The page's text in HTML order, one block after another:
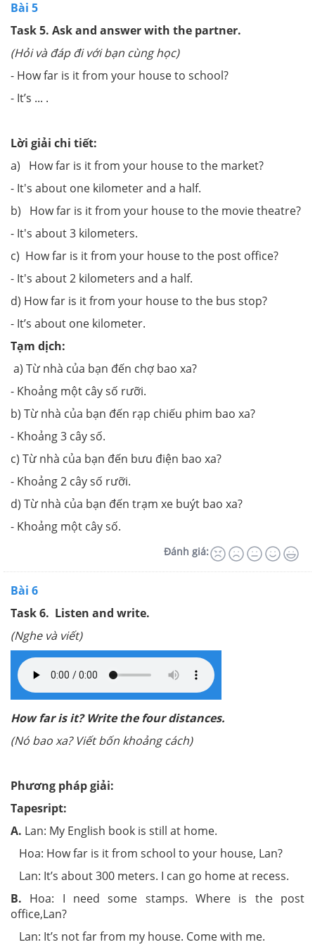
Bài 5
Task 5. Ask and answer with the partner.
(Hỏi và đáp đi với bạn cùng học)
- How far is it from your house to school?
- It’s ... .
Lời giải chi tiết:
a) How far is it from your house to the market?
- It's about one kilometer and a half.
b) How far is it from your house to the movie theatre?
- It's about 3 kilometers.
c) How far is it from your house to the post office?
- It's about 2 kilometers and a half.
d) How far is it from your house to the bus stop?
- It’s about one kilometer.
Tạm dịch:
a) Từ nhà của bạn đến chợ bao xa?
- Khoảng một cây số rưỡi.
b) Từ nhà của bạn đến rạp chiếu phim bao xa?
- Khoảng 3 cây số.
c) Từ nhà của bạn đến bưu điện bao xa?
- Khoảng 2 cây số rưỡi.
d) Từ nhà của bạn đến trạm xe buýt bao xa?
- Khoảng một cây số.
Đánh giá:
Bài 6
Task 6. Listen and write.
(Nghe và viết)
How far is it? Write the four distances.
(Nó bao xa? Viết bốn khoảng cách)
Phương pháp giải:
Tapesript:
A. Lan: My English book is still at home.
Hoa: How far is it from school to your house, Lan?
Lan: It’s about 300 meters. I can go home at recess.
B. Hoa: I need some stamps. Where is the post
office,Lan?
Lan: It’s not far from my house. Come with me.